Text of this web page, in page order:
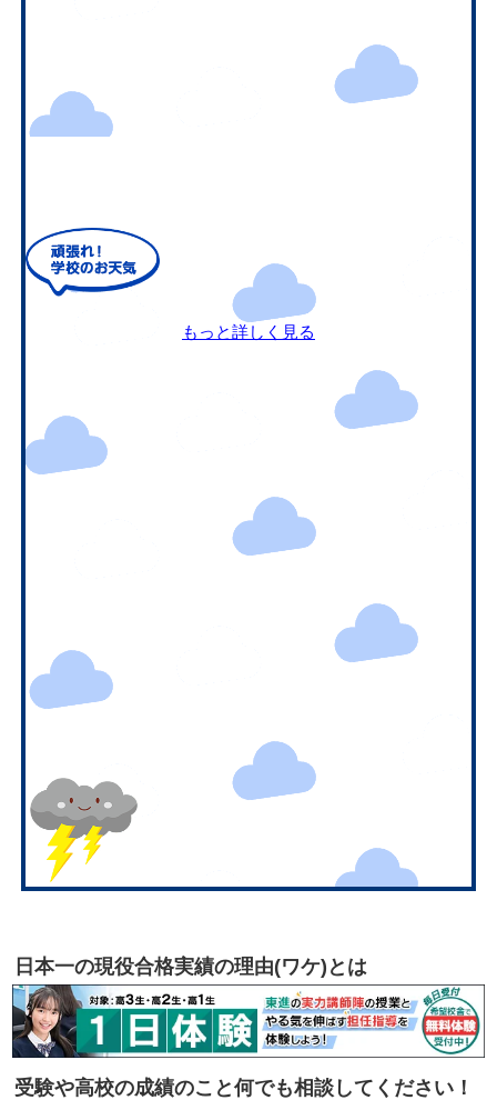
もっと詳しく見る
日本一の現役合格実績の理由(ワケ)とは
受験や高校の成績のこと何でも相談してください！